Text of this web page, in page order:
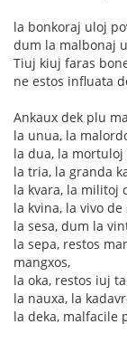
la bonkoraj uloj
dum la malbonaj
Tiuj kiuj faras
ne estos influata
Ankaux dek plu
la unua, la
la dua, la mortuloj
la tria, la granda
la kvara, la militoj
la kvina, la vivo
la sesa, dum la
la sepa, restos
mangxos,
la oka, restos iuj
la nauxa, la
la deka, malfacile